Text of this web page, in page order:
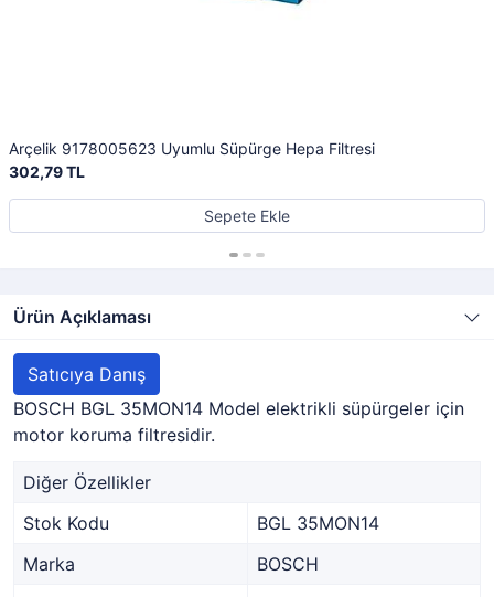
Arçelik 9178005623 Uyumlu Süpürge Hepa Filtresi
302,79 TL
Sepete Ekle
Ürün Açıklaması
Satıcıya Danış
BOSCH BGL 35MON14 Model elektrikli süpürgeler için
motor koruma filtresidir.
Diğer Özellikler
Stok Kodu
BGL 35MON14
Marka
BOSCH